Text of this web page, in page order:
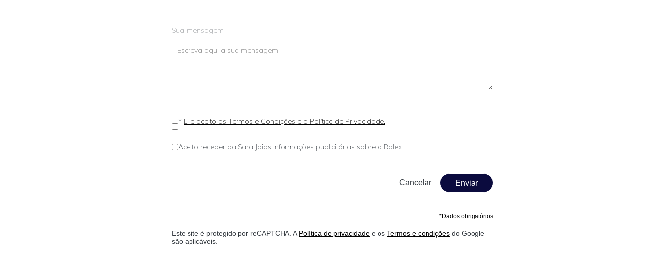
Sua mensagem
* Li e aceito os Termos e Condições e a Política de Privacidade.
Aceito receber da Sara Joias informações publicitárias sobre a Rolex.
Enviar
*Dados obrigatórios
Este site é protegido por reCAPTCHA. A Política de privacidade e os Termos e condições do Google
são aplicáveis.